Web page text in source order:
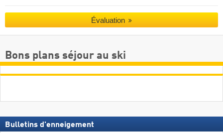
Évaluation
Bons plans séjour au ski
Bulletins d'enneigement